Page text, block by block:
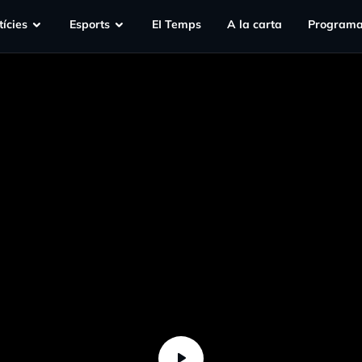
Esports EI Temps A la carta